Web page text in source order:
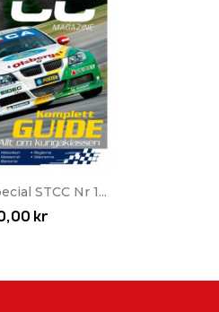
STCC Nr 1...
kr